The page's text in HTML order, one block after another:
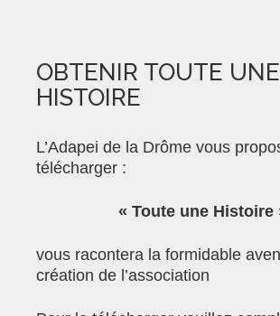
OBTENIR TOUTE UNE
HISTOIRE
L’Adapei de la Drôme vous
télécharger :
« Toute une Histoire
vous racontera la formidable
création de l’association